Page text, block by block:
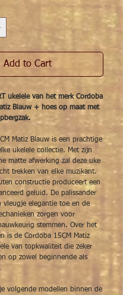
Add to Cart
ukelele van het merk Cordoba
Blauw + hoes op maat met
Matiz Blauw is een prachtige
ukelele collectie. Met zijn
matte afwerking zal deze uke
trekken van elke muzikant.
constructie produceert een
geluid. De palissander
vleugje elegantie toe en de
zorgen voor
stemmen. Over het
is de Cordoba 15CM Matiz
van topkwaliteit die zeker
op zowel beginnende als
volgende modellen binnen de